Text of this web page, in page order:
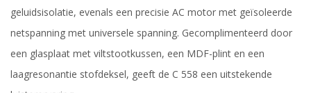
geluidsisolatie, evenals een precisie AC motor met geïsoleerde
netspanning met universele spanning. Gecomplimenteerd door
een glasplaat met viltstootkussen, een MDF-plint en een
laagresonantie stofdeksel, geeft de C 558 een uitstekende